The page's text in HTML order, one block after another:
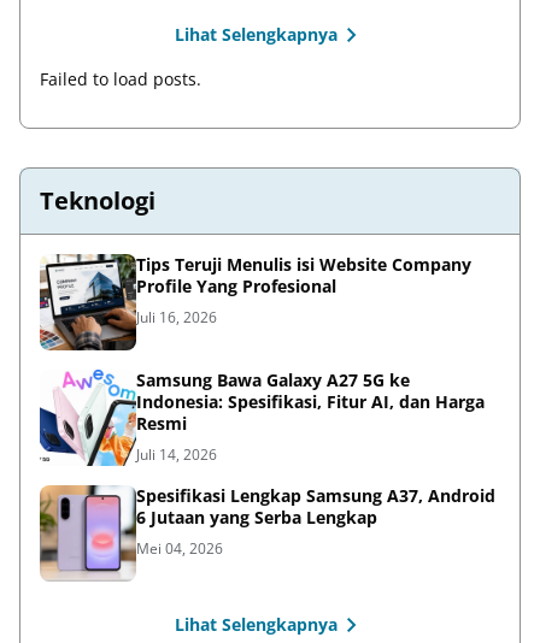
Lihat Selengkapnya
Failed to load posts.
Teknologi
Tips Teruji Menulis isi Website Company
Profile Yang Profesional
Juli 16, 2026
Samsung Bawa Galaxy A27 5G ke
Indonesia: Spesifikasi, Fitur AI, dan Harga
Resmi
Juli 14, 2026
Spesifikasi Lengkap Samsung A37, Android
6 Jutaan yang Serba Lengkap
Mei 04, 2026
Lihat Selengkapnya